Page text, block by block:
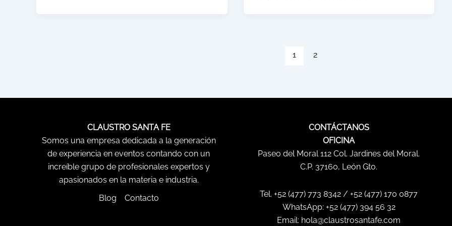
1 2
CLAUSTRO SANTA FE
Somos una empresa dedicada a la generación
de experiencia en eventos contando con un
increíble grupo de profesionales expertos y
apasionados en la materia e industria.
Blog
Contacto
CONTÁCTANOS
OFICINA
Paseo del Moral 112 Col. Jardines del Moral.
C.P. 37160, León Gto.
Tel. +52 (477) 773 8342 / +52 (477) 170 0877
WhatsApp: +52 (477) 394 56 32
Email: hola@claustrosantafe.com